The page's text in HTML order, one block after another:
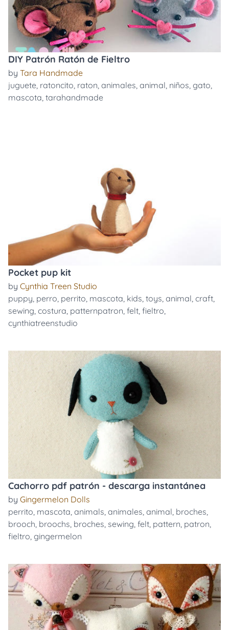
DIY Patrón Ratón de Fieltro
by Tara Handmade
juguete, ratoncito, raton, animales, animal, niños, gato,
mascota, tarahandmade
Pocket pup kit
by Cynthia Treen Studio
puppy, perro, perrito, mascota, kids, toys, animal, craft,
sewing, costura, patternpatron, felt, fieltro,
cynthiatreenstudio
Cachorro pdf patrón - descarga instantánea
by Gingermelon Dolls
perrito, mascota, animals, animales, animal, broches,
brooch, broochs, broches, sewing, felt, pattern, patron,
fieltro, gingermelon